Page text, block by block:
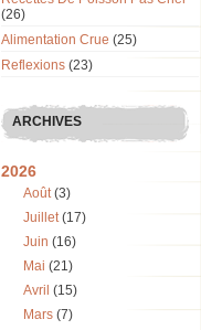
(26)
Alimentation Crue (25)
Reflexions (23)
ARCHIVES
2026
Août(3)
Juillet(17)
Juin (16)
Mai (21)
Avril (15)
Mars (7)